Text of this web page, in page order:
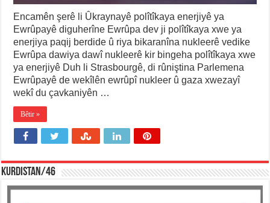
Encamên şerê li Ûkraynayê polîtîkaya enerjiyê ya
Ewrûpayê diguherîne Ewrûpa dev ji polîtîkaya xwe ya
enerjiya paqij berdide û riya bikaranîna nukleerê vedike
Ewrûpa dawiya dawî nukleerê kir bingeha polîtîkaya xwe
ya enerjiyê Duh li Strasbourgê, di rûniştina Parlemena
Ewrûpayê de wekîlên ewrûpî nukleer û gaza xwezayî
wekî du çavkaniyên …
Bêtir »
KURDISTAN/46